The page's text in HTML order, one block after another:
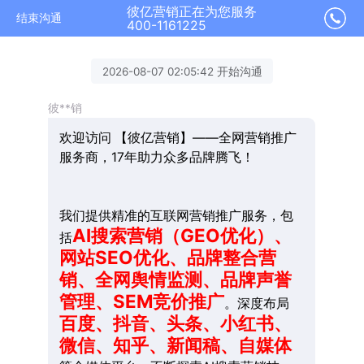
结束沟通
彼亿营销正在为您服务
400-1161225
2026-08-07 02:05:42 开始沟通
彼**销
欢迎访问 【彼亿营销】——全网营销推广
服务商，17年助力众多品牌腾飞！
我们提供精准的互联网营销推广服务，包
括AI搜索营销（GEO优化）、
网站SEO优化、品牌整合营
销、全网舆情监测、品牌声誉
管理、SEM竞价推广。深度布局
百度、抖音、头条、小红书、
微信、知乎、新闻稿、自媒体